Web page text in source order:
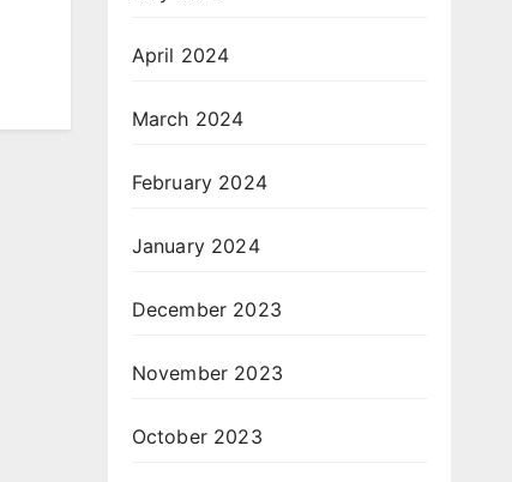
April 2024
March 2024
February 2024
January 2024
December 2023
November 2023
October 2023